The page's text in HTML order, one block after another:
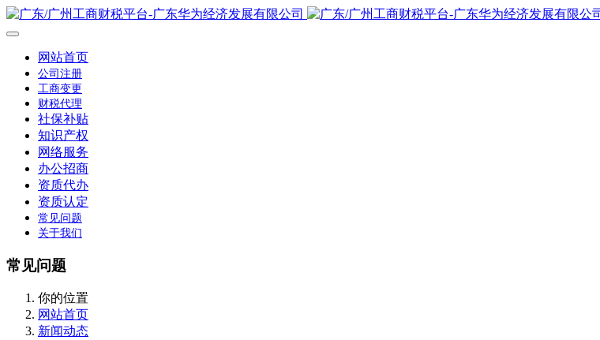
网站首页
公司注册
工商变更
财税代理
社保补贴
知识产权
网络服务
办公招商
资质代办
资质认定
常见问题
关于我们
常见问题
你的位置
网站首页
新闻动态